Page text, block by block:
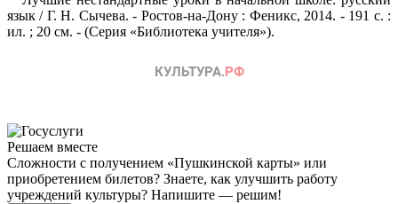
язык / Г. Н. Сычева. - Ростов-на-Дону : Феникс, 2014. - 191 с. :
ил. ; 20 см. - (Серия «Библиотека учителя»).
Решаем вместе
Сложности с получением «Пушкинской карты» или
приобретением билетов? Знаете, как улучшить работу
учреждений культуры? Напишите — решим!